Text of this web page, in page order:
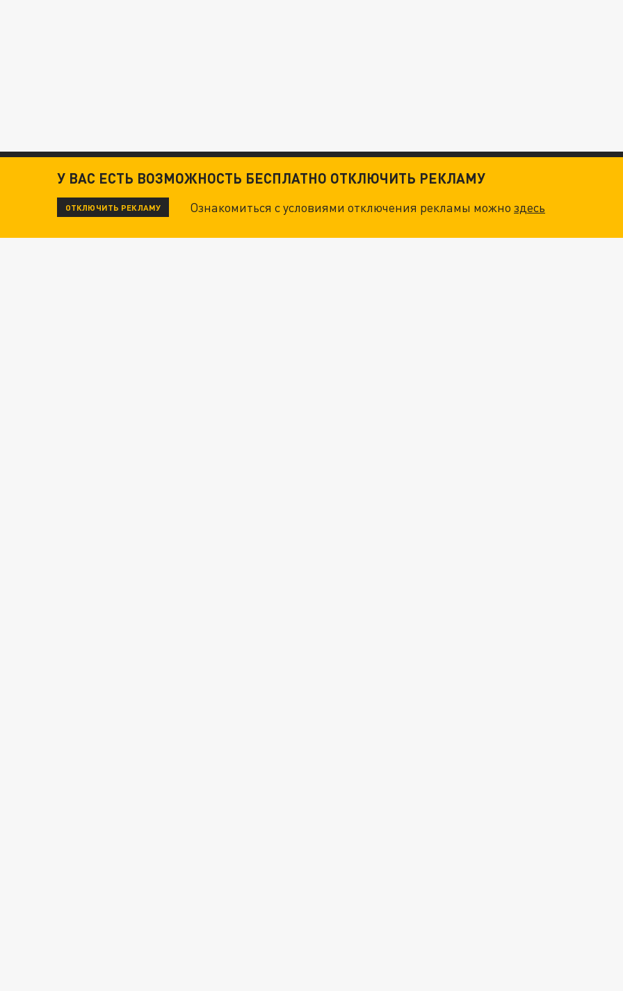
У ВАС ЕСТЬ ВОЗМОЖНОСТЬ БЕСПЛАТНО ОТКЛЮЧИТЬ РЕКЛАМУ
ОТКЛЮЧИТЬ РЕКЛАМУ Ознакомиться с условиями отключения рекламы можноздесь